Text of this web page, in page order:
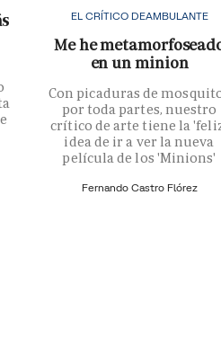
EL CRÍTICO DEAMBULANTE
Me he
en un minion
Con picaduras de
por toda partes, nuestro
crítico de arte tiene la
idea de ir a ver la nueva
película de los 'Minions'
Fernando Castro Flórez